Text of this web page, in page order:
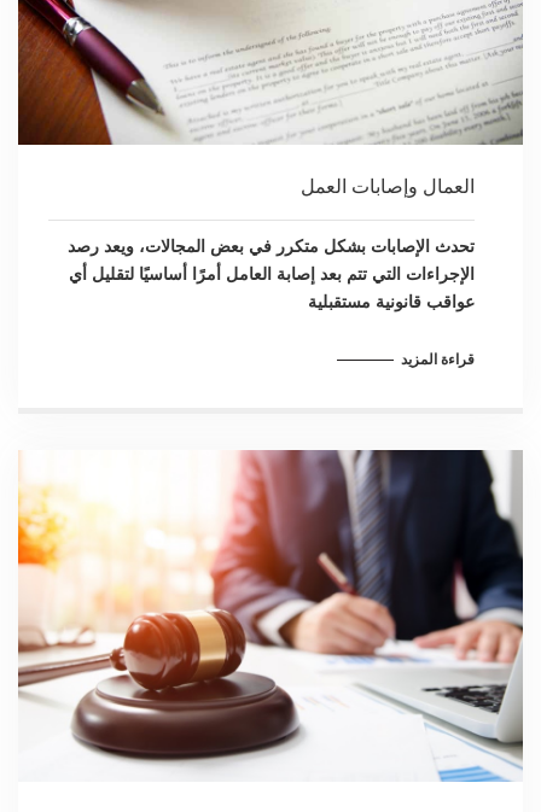
العمال وإصابات العمل
تحدث الإصابات بشكل متكرر في بعض المجالات، ويعد رصد
الإجراءات التي تتم بعد إصابة العامل أمرًا أساسيًا لتقليل أي
عواقب قانونية مستقبلية
قراءة المزيد